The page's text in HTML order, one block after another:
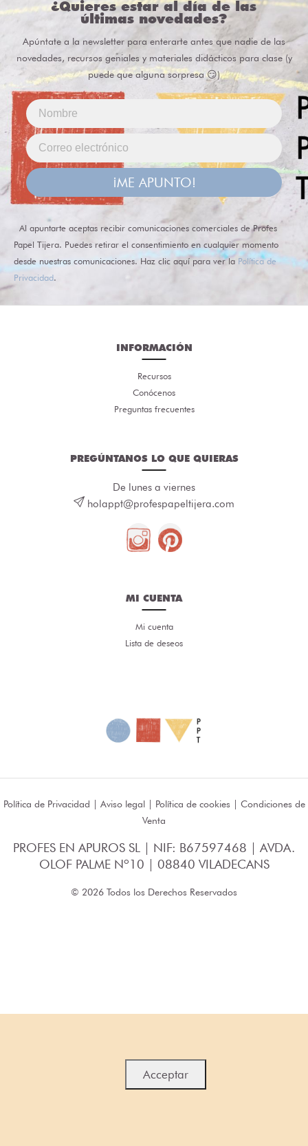
¿Quieres estar al día de las
últimas novedades?
Apúntate a la newsletter para enterarte antes que nadie de las
novedades, recursos geniales y materiales didácticos para clase (y
puede que alguna sorpresa 😏)
¡ME APUNTO!
Al apuntarte aceptas recibir comunicaciones comerciales de Profes
Papel Tijera. Puedes retirar el consentimiento en cualquier momento
desde nuestras comunicaciones. Haz clic aquí para ver la Política de
Privacidad.
INFORMACIÓN
Recursos
Conócenos
Preguntas frecuentes
PREGÚNTANOS LO QUE QUIERAS
De lunes a viernes
holappt@profespapeltijera.com
MI CUENTA
Mi cuenta
Lista de deseos
Política de Privacidad | Aviso legal| Política de cookies | Condiciones de
Venta
PROFES EN APUROS SL | NIF: B67597468 | AVDA.
OLOF PALME Nº10 | 08840 VILADECANS
© 2026 Todos los Derechos Reservados
Acceptar